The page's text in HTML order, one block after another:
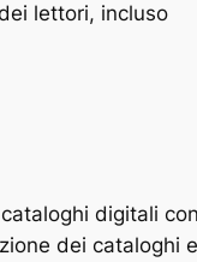
lettori, incluso
digitali con
dei cataloghi